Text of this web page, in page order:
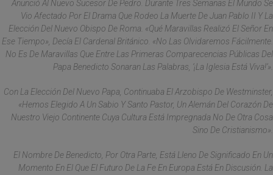
Anunció Al Nuevo Sucesor De Pedro. Durante Tres Semanas El Mundo Se
Vio Afectado Por El Drama Que Rodeo La Muerte De Juan Pablo II Y La
Elección Del Nuevo Obispo De Roma. «Qué Maravillas Realizó El Señor En
Ese Tiempo», Decía El Cardenal Británico. «No Las Olvidaremos Fácilmente.
No Es De Maravillas Que Entre Las Primeras Comparecencias Públicas Del
Papa Benedicto Sonaran Las Palabras, ‘¡La Iglesia Está Viva!’».
Con La Elección Del Nuevo Papa, Continuaba El Arzobispo De Westminster,
«hemos Elegido A Un Sabio Y Santo Pastor, Un Alemán Del Corazón De
Nuestro Viejo Continente Cuya Cultura Está Impregnada No De Otra Cosa
Sino De Cristianismo».
El Nombre De Benedicto, Por Otra Parte, Está Lleno De Significado En Un
Momento En El Que El Futuro De La Fe En Europa Está En Discusión. La